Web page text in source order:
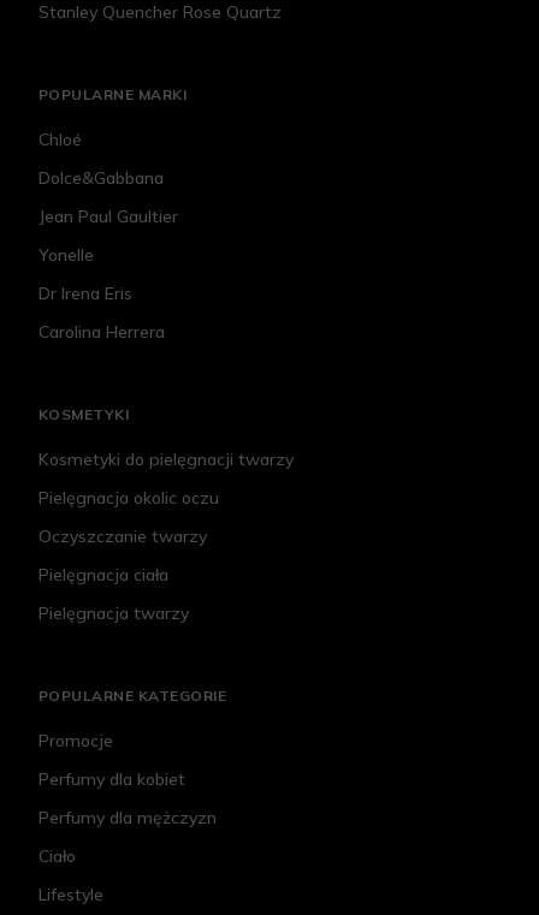
Stanley Quencher Rose Quartz
POPULARNE MARKI
Chloé
Dolce&Gabbana
Jean Paul Gaultier
Yonelle
Dr Irena Eris
Carolina Herrera
KOSMETYKI
Kosmetyki do pielęgnacji twarzy
Pielęgnacja okolic oczu
Oczyszczanie twarzy
Pielęgnacja ciała
Pielęgnacja twarzy
POPULARNE KATEGORIE
Promocje
Perfumy dla kobiet
Perfumy dla mężczyzn
Ciało
Lifestyle